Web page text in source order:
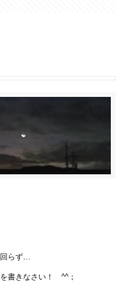
回らず…
書きなさい！ ^^；